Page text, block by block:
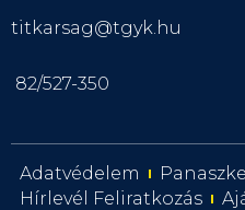
titkarsag@tgyk.hu
82/527-350
Adatvédelem
Hírlevél Feliratkozás